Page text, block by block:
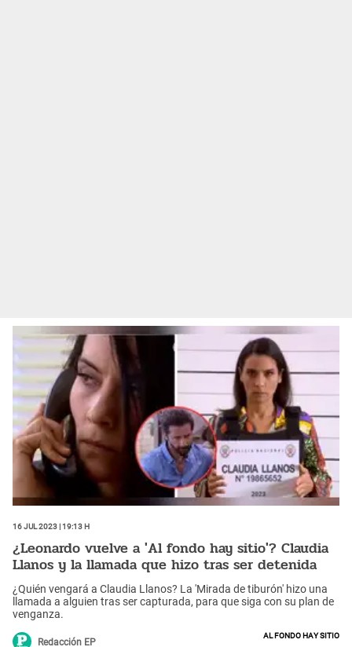
16 Jul 2023 | 19:13 h
¿Leonardo vuelve a 'Al fondo hay sitio'? Claudia
Llanos y la llamada que hizo tras ser detenida
¿Quién vengará a Claudia Llanos? La 'Mirada de tiburón' hizo una
llamada a alguien tras ser capturada, para que siga con su plan de
venganza.
Redacción EP
Al fondo hay sitio